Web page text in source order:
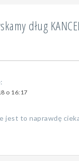
dług
o 16:17
jest to naprawdę